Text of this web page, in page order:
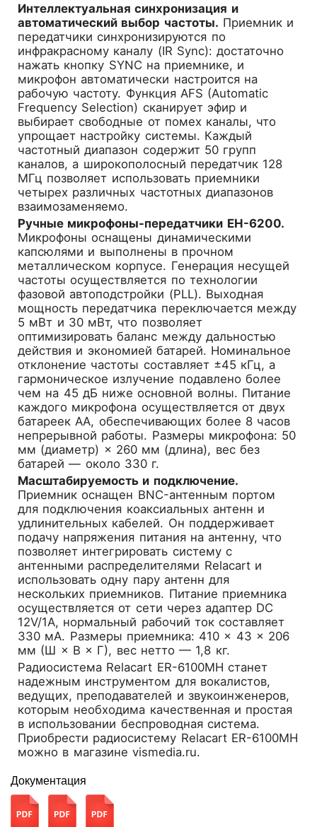
Интеллектуальная синхронизация и
автоматический выбор частоты. Приемник и
передатчики синхронизируются по
инфракрасному каналу (IR Sync): достаточно
нажать кнопку SYNC на приемнике, и
микрофон автоматически настроится на
рабочую частоту. Функция AFS (Automatic
Frequency Selection) сканирует эфир и
выбирает свободные от помех каналы, что
упрощает настройку системы. Каждый
частотный диапазон содержит 50 групп
каналов, а широкополосный передатчик 128
МГц позволяет использовать приемники
четырех различных частотных диапазонов
взаимозаменяемо.
Ручные микрофоны-передатчики EH-6200.
Микрофоны оснащены динамическими
капсюлями и выполнены в прочном
металлическом корпусе. Генерация несущей
частоты осуществляется по технологии
фазовой автоподстройки (PLL). Выходная
мощность передатчика переключается между
5 мВт и 30 мВт, что позволяет
оптимизировать баланс между дальностью
действия и экономией батарей. Номинальное
отклонение частоты составляет ±45 кГц, а
гармоническое излучение подавлено более
чем на 45 дБ ниже основной волны. Питание
каждого микрофона осуществляется от двух
батареек AA, обеспечивающих более 8 часов
непрерывной работы. Размеры микрофона: 50
мм (диаметр) × 260 мм (длина), вес без
батарей — около 330 г.
Масштабируемость и подключение.
Приемник оснащен BNC-антенным портом
для подключения коаксиальных антенн и
удлинительных кабелей. Он поддерживает
подачу напряжения питания на антенну, что
позволяет интегрировать систему с
антенными распределителями Relacart и
использовать одну пару антенн для
нескольких приемников. Питание приемника
осуществляется от сети через адаптер DC
12V/1A, нормальный рабочий ток составляет
330 мА. Размеры приемника: 410 × 43 × 206
мм (Ш × В × Г), вес нетто — 1,8 кг.
Радиосистема Relacart ER-6100MH станет
надежным инструментом для вокалистов,
ведущих, преподавателей и звукоинженеров,
которым необходима качественная и простая
в использовании беспроводная система.
Приобрести радиосистему Relacart ER-6100MH
можно в магазине vismedia.ru.
Документация